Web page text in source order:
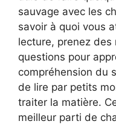
sauvage avec les
savoir à quoi vous
lecture, prenez
questions pour
compréhension du
de lire par petits
traiter la matière.
meilleur parti de